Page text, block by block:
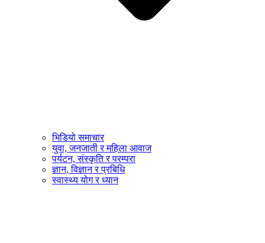
भिडियो समाचार
युवा, जनजाती र महिला आवाज
पर्यटन, संस्कृति र परम्परा
ज्ञान, विज्ञान र प्रबिधि
स्वास्थ्य योग र ध्यान